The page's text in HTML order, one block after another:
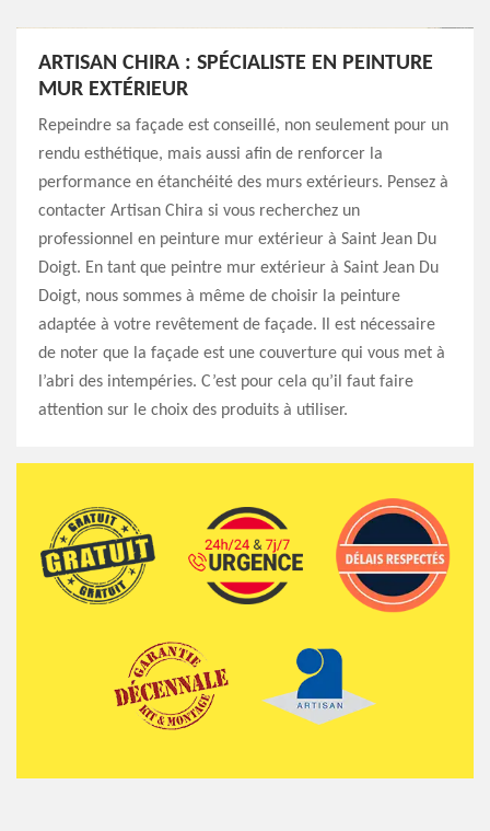
ARTISAN CHIRA : SPÉCIALISTE EN PEINTURE
MUR EXTÉRIEUR
Repeindre sa façade est conseillé, non seulement pour un
rendu esthétique, mais aussi afin de renforcer la
performance en étanchéité des murs extérieurs. Pensez à
contacter Artisan Chira si vous recherchez un
professionnel en peinture mur extérieur à Saint Jean Du
Doigt. En tant que peintre mur extérieur à Saint Jean Du
Doigt, nous sommes à même de choisir la peinture
adaptée à votre revêtement de façade. Il est nécessaire
de noter que la façade est une couverture qui vous met à
l’abri des intempéries. C’est pour cela qu’il faut faire
attention sur le choix des produits à utiliser.